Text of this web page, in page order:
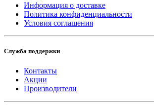
Информация о доставке
Политика конфиденциальности
Условия соглашения
Служба поддержки
Контакты
Акции
Производители